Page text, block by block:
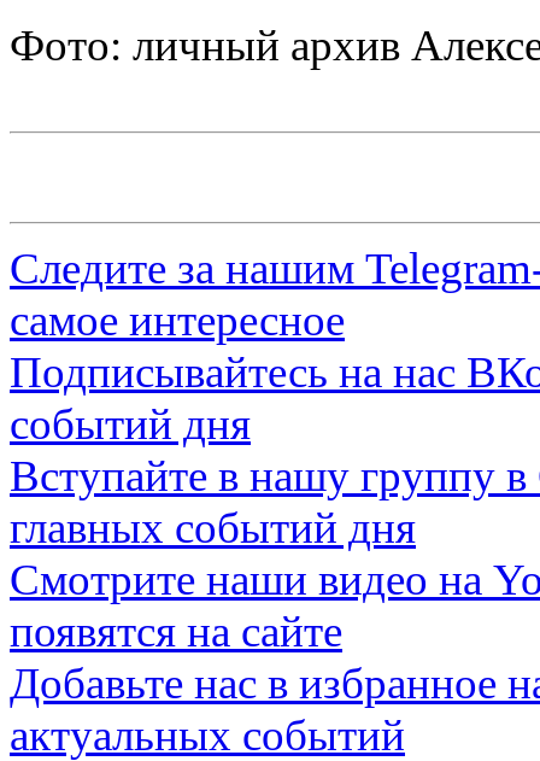
Фото: личный архив
Следите за нашим
самое интересное
Подписывайтесь на нас
событий дня
Вступайте в нашу группу в
главных событий дня
Смотрите наши видео на
появятся на сайте
Добавьте нас в избранное
актуальных событий